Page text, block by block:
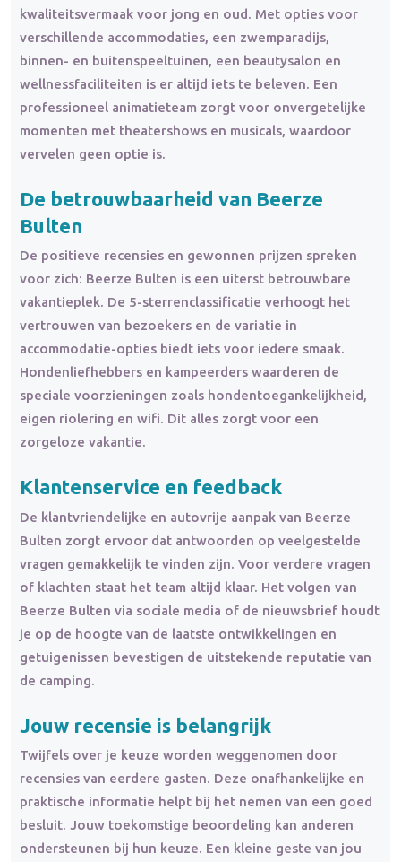
kwaliteitsvermaak voor jong en oud. Met opties voor
verschillende accommodaties, een zwemparadijs,
binnen- en buitenspeeltuinen, een beautysalon en
wellnessfaciliteiten is er altijd iets te beleven. Een
professioneel animatieteam zorgt voor onvergetelijke
momenten met theatershows en musicals, waardoor
vervelen geen optie is.
De betrouwbaarheid van Beerze
Bulten
De positieve recensies en gewonnen prijzen spreken
voor zich: Beerze Bulten is een uiterst betrouwbare
vakantieplek. De 5-sterrenclassificatie verhoogt het
vertrouwen van bezoekers en de variatie in
accommodatie-opties biedt iets voor iedere smaak.
Hondenliefhebbers en kampeerders waarderen de
speciale voorzieningen zoals hondentoegankelijkheid,
eigen riolering en wifi. Dit alles zorgt voor een
zorgeloze vakantie.
Klantenservice en feedback
De klantvriendelijke en autovrije aanpak van Beerze
Bulten zorgt ervoor dat antwoorden op veelgestelde
vragen gemakkelijk te vinden zijn. Voor verdere vragen
of klachten staat het team altijd klaar. Het volgen van
Beerze Bulten via sociale media of de nieuwsbrief houdt
je op de hoogte van de laatste ontwikkelingen en
getuigenissen bevestigen de uitstekende reputatie van
de camping.
Jouw recensie is belangrijk
Twijfels over je keuze worden weggenomen door
recensies van eerdere gasten. Deze onafhankelijke en
praktische informatie helpt bij het nemen van een goed
besluit. Jouw toekomstige beoordeling kan anderen
ondersteunen bij hun keuze. Een kleine geste van jou